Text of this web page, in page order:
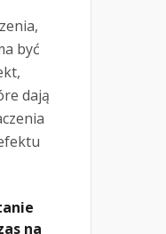
być
dają
na